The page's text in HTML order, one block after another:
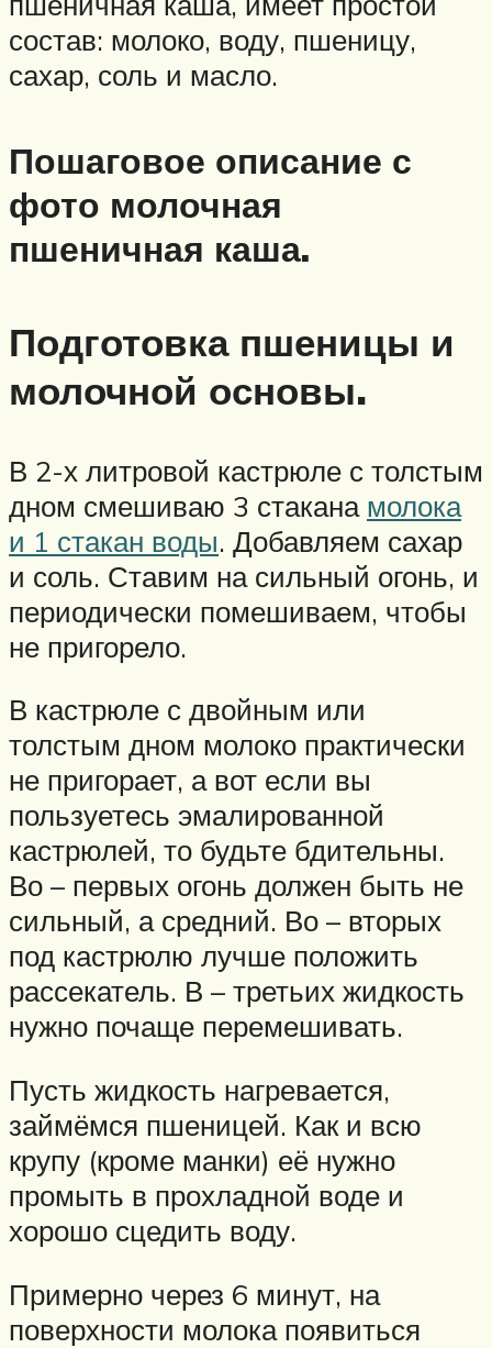
состав: молоко, воду, пшеницу,
сахар, соль и масло.
Пошаговое описание с
фото молочная
пшеничная каша.
Подготовка пшеницы и
молочной основы.
В 2-х литровой кастрюле с толстым
дном смешиваю 3 стакана молока
и 1 стакан воды. Добавляем сахар
и соль. Ставим на сильный огонь, и
периодически помешиваем, чтобы
не пригорело.
В кастрюле с двойным или
толстым дном молоко практически
не пригорает, а вот если вы
пользуетесь эмалированной
кастрюлей, то будьте бдительны.
Во – первых огонь должен быть не
сильный, а средний. Во – вторых
под кастрюлю лучше положить
рассекатель. В – третьих жидкость
нужно почаще перемешивать.
Пусть жидкость нагревается,
займёмся пшеницей. Как и всю
крупу (кроме манки) её нужно
промыть в прохладной воде и
хорошо сцедить воду.
Примерно через 6 минут, на
поверхности молока появиться